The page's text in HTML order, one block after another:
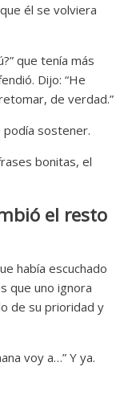
él se volviera
que tenía más
Dijo: “He
de verdad.”
sostener.
bonitas, el
el resto
había escuchado
que uno ignora
de su prioridad y
voy a…” Y ya.